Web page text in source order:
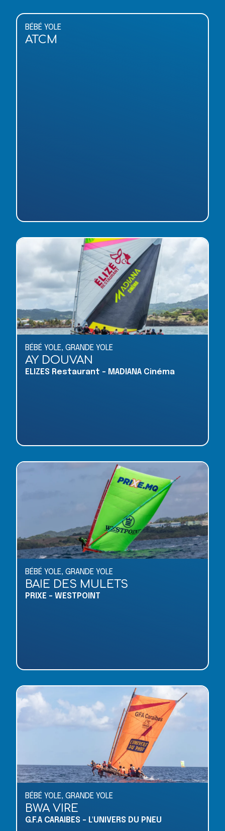
BÉBÉ YOLE
ATCM
BÉBÉ YOLE, GRANDE YOLE
AY DOUVAN
ELIZES Restaurant - MADIANA Cinéma
BÉBÉ YOLE, GRANDE YOLE
BAIE DES MULETS
PRIXE - WESTPOINT
BÉBÉ YOLE, GRANDE YOLE
BWA VIRE
G.F.A CARAIBES - L'UNIVERS DU PNEU